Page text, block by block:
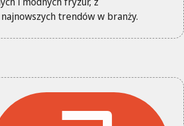
trendów w branży.